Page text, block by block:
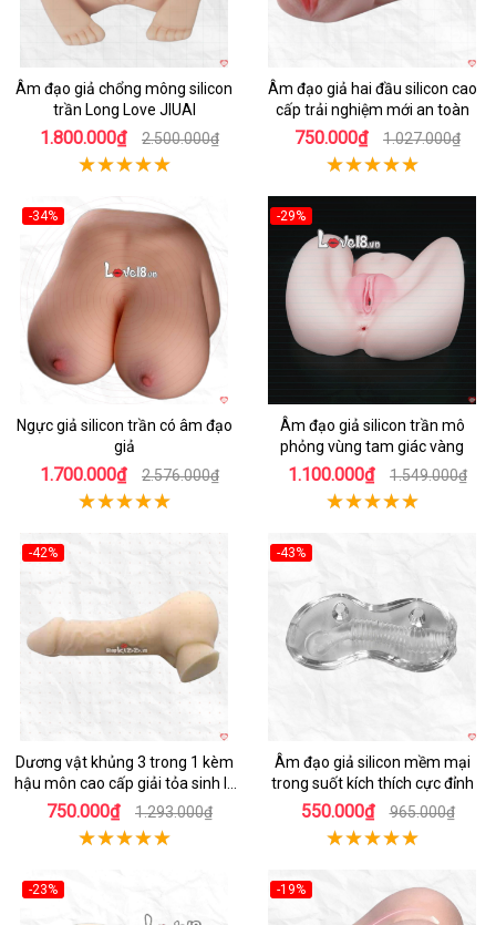
Âm đạo giả chổng mông silicon
trần Long Love JIUAI
1.800.000₫ 2.500.000₫
Âm đạo giả hai đầu silicon cao
cấp trải nghiệm mới an toàn
750.000₫ 1.027.000₫
-34%
Ngực giả silicon trần có âm đạo
giả
1.700.000₫ 2.576.000₫
-29%
Âm đạo giả silicon trần mô
phỏng vùng tam giác vàng
1.100.000₫ 1.549.000₫
-42%
Dương vật khủng 3 trong 1 kèm
hậu môn cao cấp giải tỏa sinh lý
nam nữ
750.000₫ 1.293.000₫
-43%
Âm đạo giả silicon mềm mại
trong suốt kích thích cực đỉnh
550.000₫ 965.000₫
-23%
-19%